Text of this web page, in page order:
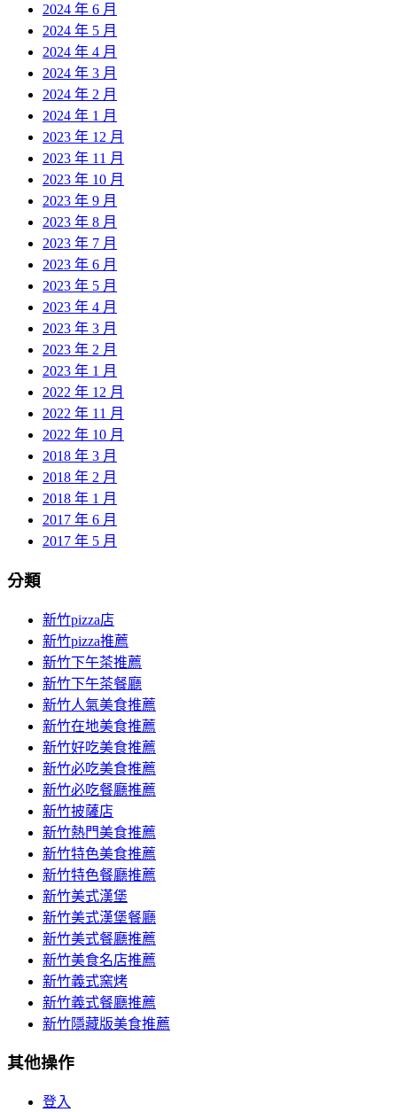
2024 年 6 月
2024 年 5 月
2024 年 4 月
2024 年 3 月
2024 年 2 月
2024 年 1 月
2023 年 12 月
2023 年 11 月
2023 年 10 月
2023 年 9 月
2023 年 8 月
2023 年 7 月
2023 年 6 月
2023 年 5 月
2023 年 4 月
2023 年 3 月
2023 年 2 月
2023 年 1 月
2022 年 12 月
2022 年 11 月
2022 年 10 月
2018 年 3 月
2018 年 2 月
2018 年 1 月
2017 年 6 月
2017 年 5 月
分類
新竹pizza店
新竹pizza推薦
新竹下午茶推薦
新竹下午茶餐廳
新竹人氣美食推薦
新竹在地美食推薦
新竹好吃美食推薦
新竹必吃美食推薦
新竹必吃餐廳推薦
新竹披薩店
新竹熱門美食推薦
新竹特色美食推薦
新竹特色餐廳推薦
新竹美式漢堡
新竹美式漢堡餐廳
新竹美式餐廳推薦
新竹美食名店推薦
新竹義式窯烤
新竹義式餐廳推薦
新竹隱藏版美食推薦
其他操作
登入